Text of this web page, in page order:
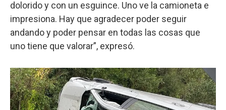
dolorido y con un esguince. Uno ve la camioneta e
impresiona. Hay que agradecer poder seguir
andando y poder pensar en todas las cosas que
uno tiene que valorar”, expresó.